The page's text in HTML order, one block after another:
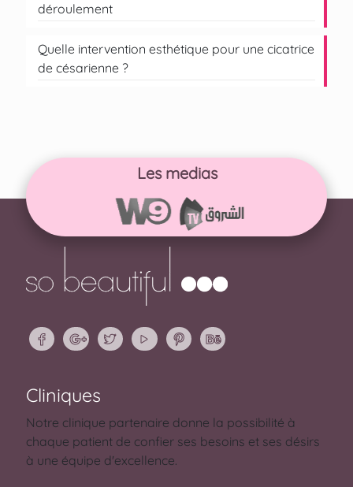
déroulement
Quelle intervention esthétique pour une cicatrice
de césarienne ?
Les medias
Cliniques
Notre clinique partenaire donne la possibilité à
chaque patient de confier ses besoins et ses désirs
à une équipe d'excellence.